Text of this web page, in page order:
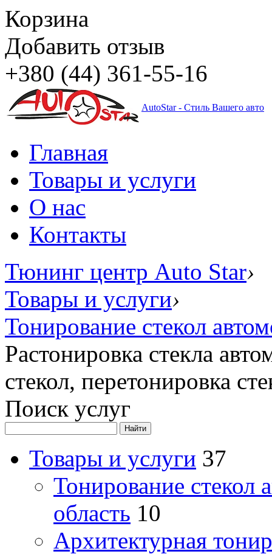
Корзина
Добавить отзыв
+380 (44) 361-55-16
AutoStar - Стиль Вашего авто
Главная
Товары и услуги
О нас
Контакты
Тюнинг центр Auto Star›
Товары и услуги›
Тонирование стекол
Растонировка стекла
стекол, перетонировка
Поиск услуг
Товары и услуги 37
Тонирование стекол
область 10
Архитектурная